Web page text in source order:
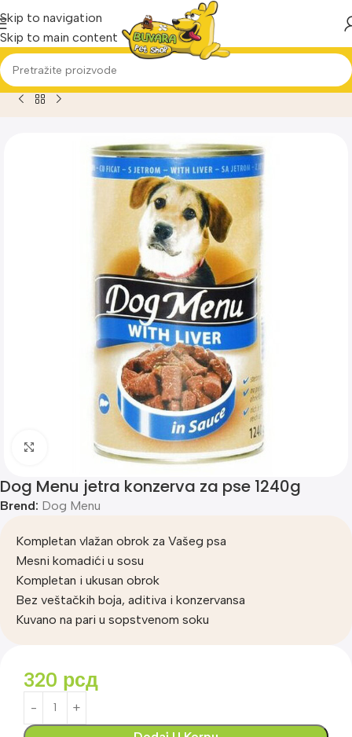
Skip to navigation
Skip to main content
Home Proizvod Dog Menu jetra konzerva za pse 1240g
Klik za uvećanje
Dog Menu jetra konzerva za pse 1240g
Brend: Dog Menu
Kompletan vlažan obrok za Vašeg psa
Mesni komadići u sosu
Kompletan i ukusan obrok
Bez veštačkih boja, aditiva i konzervansa
Kuvano na pari u sopstvenom soku
320 рсд